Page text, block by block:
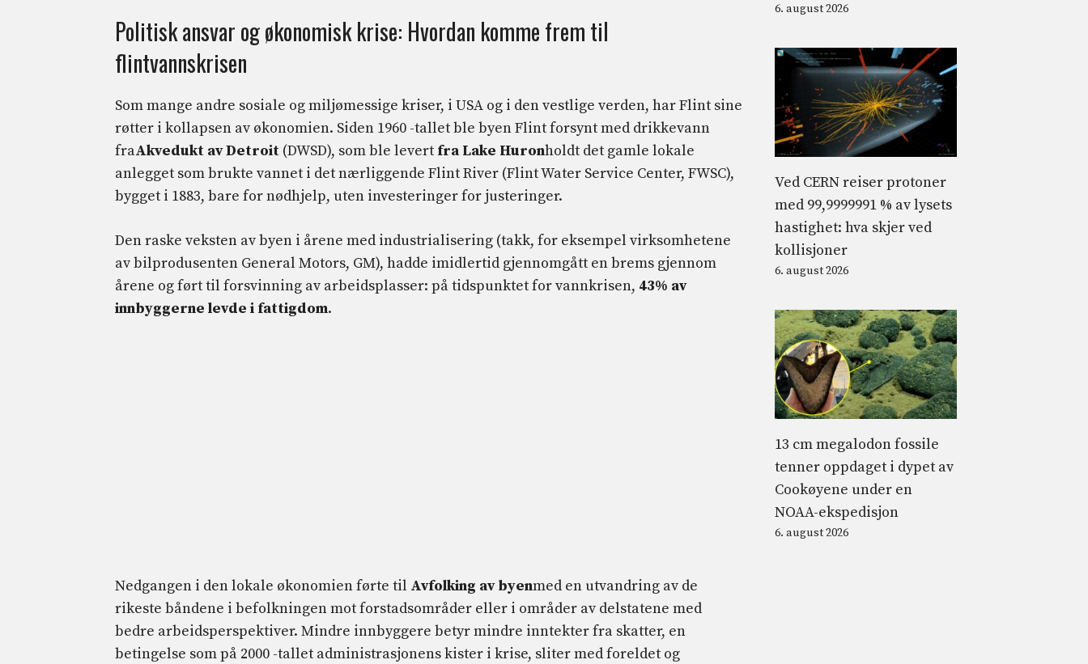
Politisk ansvar og økonomisk krise: Hvordan komme frem til
flintvannskrisen
Som mange andre sosiale og miljømessige kriser, i USA og i den vestlige verden, har Flint sine
røtter i kollapsen av økonomien. Siden 1960 -tallet ble byen Flint forsynt med drikkevann
fraAkvedukt av Detroit (DWSD), som ble levert fra Lake Huronholdt det gamle lokale
anlegget som brukte vannet i det nærliggende Flint River (Flint Water Service Center, FWSC),
bygget i 1883, bare for nødhjelp, uten investeringer for justeringer.
Den raske veksten av byen i årene med industrialisering (takk, for eksempel virksomhetene
av bilprodusenten General Motors, GM), hadde imidlertid gjennomgått en brems gjennom
årene og ført til forsvinning av arbeidsplasser: på tidspunktet for vannkrisen, 43% av
innbyggerne levde i fattigdom.
Nedgangen i den lokale økonomien førte til Avfolking av byenmed en utvandring av de
rikeste båndene i befolkningen mot forstadsområder eller i områder av delstatene med
bedre arbeidsperspektiver. Mindre innbyggere betyr mindre inntekter fra skatter, en
betingelse som på 2000 -tallet administrasjonens kister i krise, sliter med foreldet og
6. august 2026
Ved CERN reiser protoner
med 99,9999991 % av lysets
hastighet: hva skjer ved
kollisjoner
6. august 2026
13 cm megalodon fossile
tenner oppdaget i dypet av
Cookøyene under en
NOAA-ekspedisjon
6. august 2026